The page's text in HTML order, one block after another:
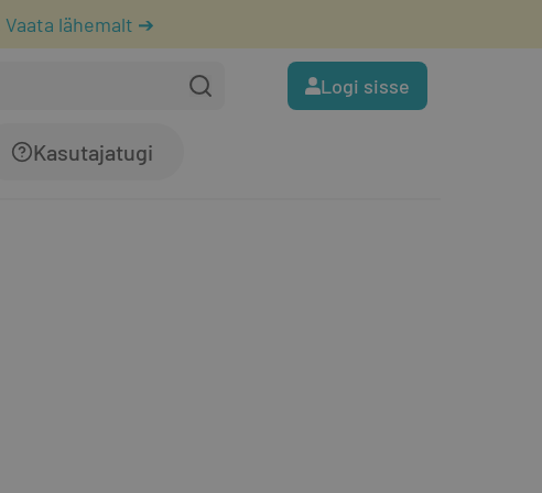
Vaata lähemalt ➔
Logi sisse
Kasutajatugi